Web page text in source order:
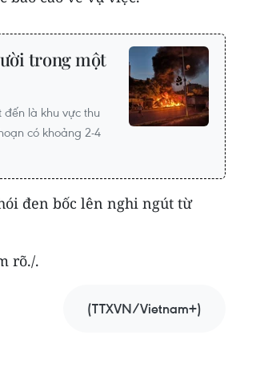
trong một
là khu vực thu
có khoảng 2-4
đen bốc lên nghi ngút từ
rõ./.
(TTXVN/Vietnam+)